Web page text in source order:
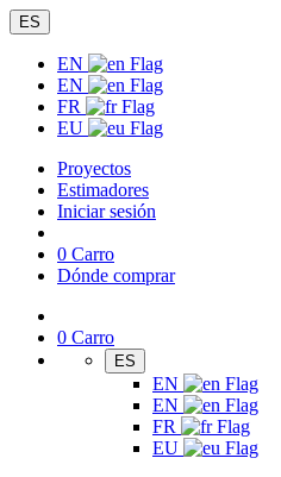
ES
EN
EN
FR
EU
Proyectos
Estimadores
Iniciar sesión
0 Carro
Dónde comprar
0 Carro
ES
EN
EN
FR
EU